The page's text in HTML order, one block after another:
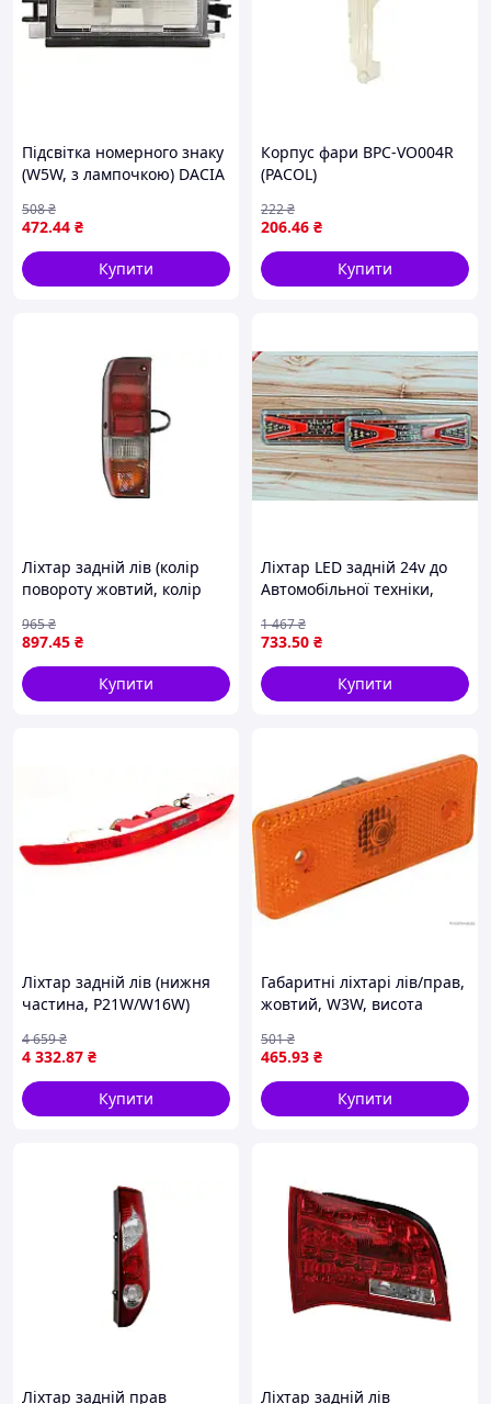
Підсвітка номерного знаку
(W5W, з лампочкою) DACIA
RENAULT CLIO II
Campus/Storia, CLIO II Ph I,
CLIO II Ph II,
472.44 ₴
508₴
Купити
Корпус фари BPC-VO004R
(PACOL)
206.46 ₴
222₴
Купити
Ліхтар задній лів (колір
повороту жовтий, колір
CRUISER J7 позашляховик
5D 11.84-12.96 DEPO 212-
1922L-A
897.45 ₴
965₴
Купити
Ліхтар LED задній 24v до
Автомобільної техніки,
(Малювальний
поворотник) MINI
733.50 ₴
1 467₴
Купити
Ліхтар задній лів (нижня
частина, P21W/W16W)
714021790701 (Magneti
Marelli)
4 332.87 ₴
4 659₴
Купити
Габаритні ліхтарі лів/прав,
жовтий, W3W, висота
глибина 7,5/35,2/110мм,
горизонтальне кріплення,
12/24В
465.93 ₴
501₴
Купити
Ліхтар задній прав
Ліхтар задній лів